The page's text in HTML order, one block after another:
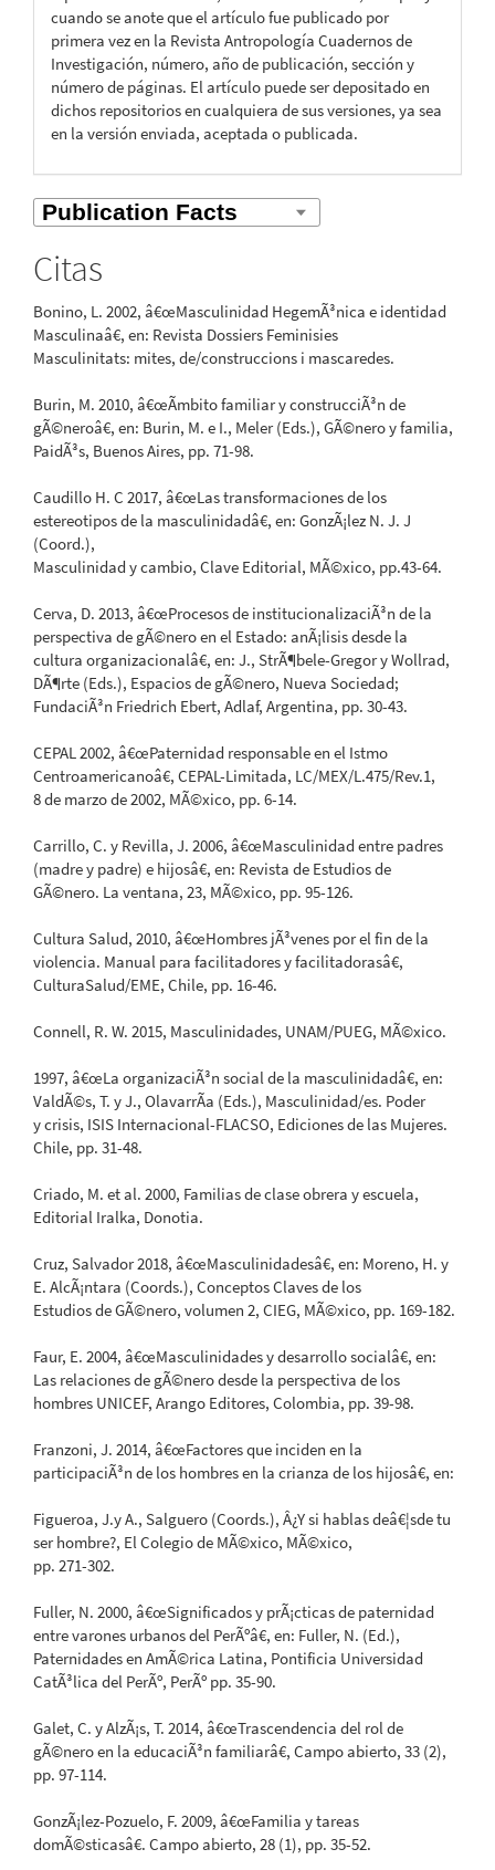
cuando se anote que el artículo fue publicado por
primera vez en la Revista Antropología Cuadernos de
Investigación, número, año de publicación, sección y
número de páginas. El artículo puede ser depositado en
dichos repositorios en cualquiera de sus versiones, ya sea
en la versión enviada, aceptada o publicada.
Citas
Bonino, L. 2002, â€œMasculinidad HegemÃ³nica e identidad
Masculinaâ€, en: Revista Dossiers Feminisies
Masculinitats: mites, de/construccions i mascaredes.
Burin, M. 2010, â€œÃmbito familiar y construcciÃ³n de
gÃ©neroâ€, en: Burin, M. e I., Meler (Eds.), GÃ©nero y familia,
PaidÃ³s, Buenos Aires, pp. 71-98.
Caudillo H. C 2017, â€œLas transformaciones de los
estereotipos de la masculinidadâ€, en: GonzÃ¡lez N. J. J
(Coord.),
Masculinidad y cambio, Clave Editorial, MÃ©xico, pp.43-64.
Cerva, D. 2013, â€œProcesos de institucionalizaciÃ³n de la
perspectiva de gÃ©nero en el Estado: anÃ¡lisis desde la
cultura organizacionalâ€, en: J., StrÃ¶bele-Gregor y Wollrad,
DÃ¶rte (Eds.), Espacios de gÃ©nero, Nueva Sociedad;
FundaciÃ³n Friedrich Ebert, Adlaf, Argentina, pp. 30-43.
CEPAL 2002, â€œPaternidad responsable en el Istmo
Centroamericanoâ€, CEPAL-Limitada, LC/MEX/L.475/Rev.1,
8 de marzo de 2002, MÃ©xico, pp. 6-14.
Carrillo, C. y Revilla, J. 2006, â€œMasculinidad entre padres
(madre y padre) e hijosâ€, en: Revista de Estudios de
GÃ©nero. La ventana, 23, MÃ©xico, pp. 95-126.
Cultura Salud, 2010, â€œHombres jÃ³venes por el fin de la
violencia. Manual para facilitadores y facilitadorasâ€,
CulturaSalud/EME, Chile, pp. 16-46.
Connell, R. W. 2015, Masculinidades, UNAM/PUEG, MÃ©xico.
1997, â€œLa organizaciÃ³n social de la masculinidadâ€, en:
ValdÃ©s, T. y J., OlavarrÃ­a (Eds.), Masculinidad/es. Poder
y crisis, ISIS Internacional-FLACSO, Ediciones de las Mujeres.
Chile, pp. 31-48.
Criado, M. et al. 2000, Familias de clase obrera y escuela,
Editorial Iralka, Donotia.
Cruz, Salvador 2018, â€œMasculinidadesâ€, en: Moreno, H. y
E. AlcÃ¡ntara (Coords.), Conceptos Claves de los
Estudios de GÃ©nero, volumen 2, CIEG, MÃ©xico, pp. 169-182.
Faur, E. 2004, â€œMasculinidades y desarrollo socialâ€, en:
Las relaciones de gÃ©nero desde la perspectiva de los
hombres UNICEF, Arango Editores, Colombia, pp. 39-98.
Franzoni, J. 2014, â€œFactores que inciden en la
participaciÃ³n de los hombres en la crianza de los hijosâ€, en:
Figueroa, J.y A., Salguero (Coords.), Â¿Y si hablas deâ€¦sde tu
ser hombre?, El Colegio de MÃ©xico, MÃ©xico,
pp. 271-302.
Fuller, N. 2000, â€œSignificados y prÃ¡cticas de paternidad
entre varones urbanos del PerÃºâ€, en: Fuller, N. (Ed.),
Paternidades en AmÃ©rica Latina, Pontificia Universidad
CatÃ³lica del PerÃº, PerÃº pp. 35-90.
Galet, C. y AlzÃ¡s, T. 2014, â€œTrascendencia del rol de
gÃ©nero en la educaciÃ³n familiarâ€, Campo abierto, 33 (2),
pp. 97-114.
GonzÃ¡lez-Pozuelo, F. 2009, â€œFamilia y tareas
domÃ©sticasâ€. Campo abierto, 28 (1), pp. 35-52.